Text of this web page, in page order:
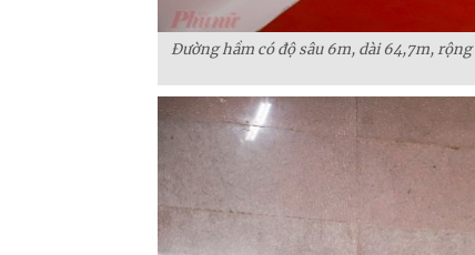
Đường hầm có độ sâu 6m, dài 64,7m,